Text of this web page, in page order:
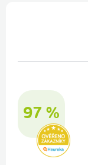
97 %